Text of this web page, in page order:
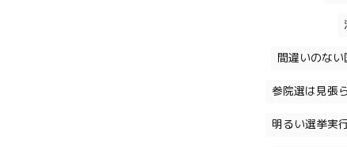
間違いのな
参院選は見張
明るい選挙実